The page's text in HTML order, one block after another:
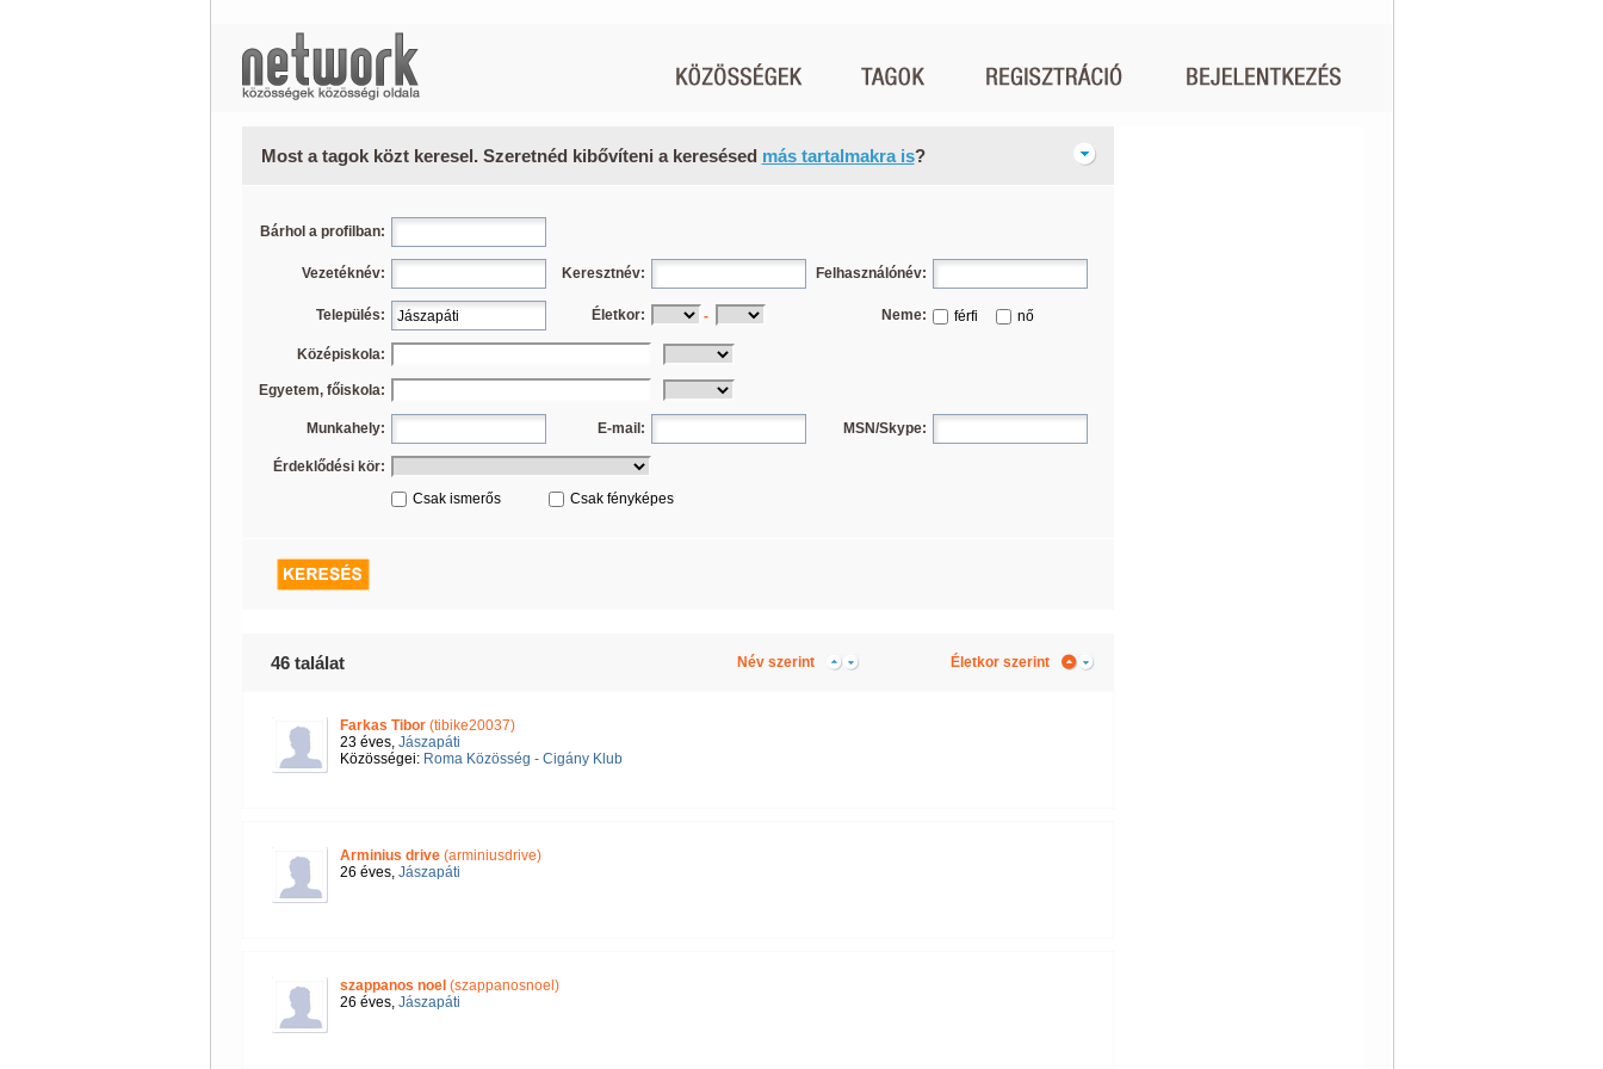
Most a tagok közt keresel. Szeretnéd kibővíteni a keresésed más tartalmakra is?
Bárhol a profilban:
Vezetéknév: Keresztnév: Felhasználónév:
Település: Életkor: - Neme: férfi nő
Középiskola:
Egyetem, főiskola:
Munkahely: E-mail: MSN/Skype:
Érdeklődési kör:
Csak ismerős
Csak fényképes
46 találat Név szerint Életkor szerint
Farkas Tibor(tibike20037)
23 éves, Jászapáti
Közösségei: Roma Közösség - Cigány Klub
Arminius drive(arminiusdrive)
26 éves, Jászapáti
szappanos noel (szappanosnoel)
26 éves, Jászapáti